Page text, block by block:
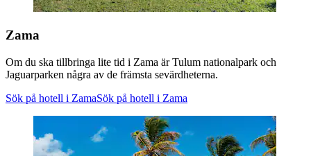
Zama
Om du ska tillbringa lite tid i Zama är Tulum nationalpark och
Jaguarparken några av de främsta sevärdheterna.
Sök på hotell i ZamaSök på hotell i Zama